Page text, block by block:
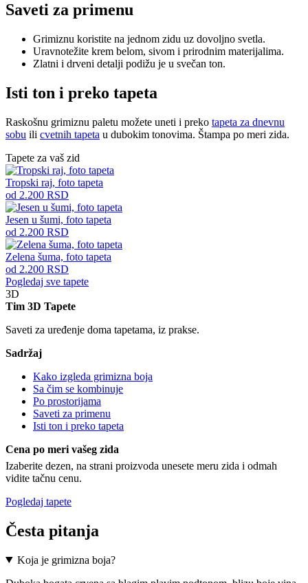
Saveti za primenu
Grimiznu koristite na jednom zidu uz dovoljno svetla.
Uravnotežite krem belom, sivom i prirodnim materijalima.
Zlatni i drveni detalji podižu je u svečan ton.
Isti ton i preko tapeta
Raskošnu grimiznu paletu možete uneti i preko tapeta za dnevnu
sobu ili cvetnih tapeta u dubokim tonovima. Štampa po meri zida.
Tapete za vaš zid
Tropski raj, foto tapeta
od 2.200 RSD
Jesen u šumi, foto tapeta
od 2.200 RSD
Zelena šuma, foto tapeta
od 2.200 RSD
Pogledaj sve tapete
3D
Tim 3D Tapete
Saveti za uređenje doma tapetama, iz prakse.
Sadržaj
Kako izgleda grimizna boja
Sa čim se kombinuje
Po prostorijama
Saveti za primenu
Isti ton i preko tapeta
Cena po meri vašeg zida
Izaberite dezen, na strani proizvoda unesete meru zida i odmah
vidite tačnu cenu.
Pogledaj tapete
Česta pitanja
Koja je grimizna boja?